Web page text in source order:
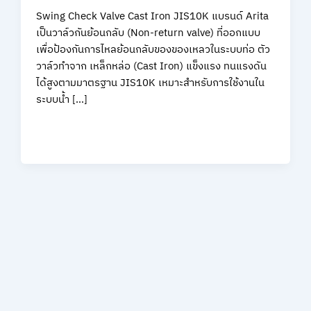
Swing Check Valve Cast Iron JIS10K แบรนด์ Arita
เป็นวาล์วกันย้อนกลับ (Non-return valve) ที่ออกแบบ
เพื่อป้องกันการไหลย้อนกลับของของเหลวในระบบท่อ ตัว
วาล์วทำจาก เหล็กหล่อ (Cast Iron) แข็งแรง ทนแรงดัน
ได้สูงตามมาตรฐาน JIS10K เหมาะสำหรับการใช้งานใน
ระบบน้ำ […]